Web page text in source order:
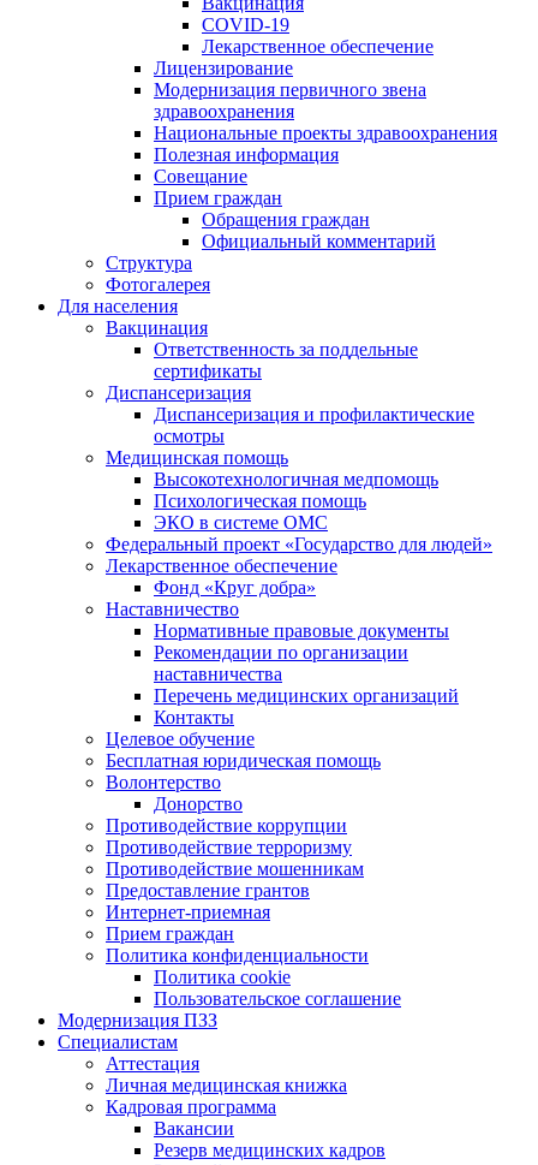
COVID-19
Лекарственное обеспечение
Лицензирование
Модернизация первичного звена
здравоохранения
Национальные проекты здравоохранения
Полезная информация
Совещание
Прием граждан
Обращения граждан
Официальный комментарий
Структура
Фотогалерея
Для населения
Вакцинация
Ответственность за поддельные
сертификаты
Диспансеризация
Диспансеризация и профилактические
осмотры
Медицинская помощь
Высокотехнологичная медпомощь
Психологическая помощь
ЭКО в системе ОМС
Федеральный проект «Государство для людей»
Лекарственное обеспечение
Фонд «Круг добра»
Наставничество
Нормативные правовые документы
Рекомендации по организации
наставничества
Перечень медицинских организаций
Контакты
Целевое обучение
Бесплатная юридическая помощь
Волонтерство
Донорство
Противодействие коррупции
Противодействие терроризму
Противодействие мошенникам
Предоставление грантов
Интернет-приемная
Прием граждан
Политика конфиденциальности
Политика cookie
Пользовательское соглашение
Модернизация ПЗЗ
Специалистам
Аттестация
Личная медицинская книжка
Кадровая программа
Вакансии
Резерв медицинских кадров